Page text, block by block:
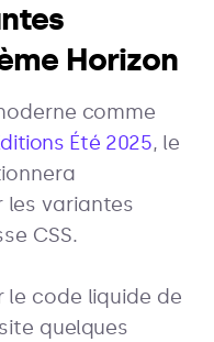
Horizon
comme
Été 2025, le
les variantes
CSS.
le code liquide de
quelques